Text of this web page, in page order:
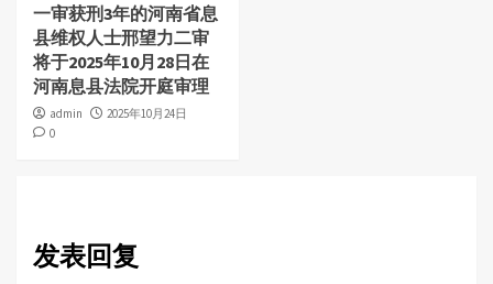
一审获刑3年的河南省息
县维权人士邢望力二审
将于2025年10月28日在
河南息县法院开庭审理
admin
2025年10月24日
0
发表回复